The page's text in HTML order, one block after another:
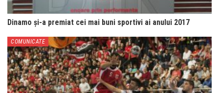
Dinamo și-a premiat cei mai buni sportivi ai anului 2017
COMUNICATE